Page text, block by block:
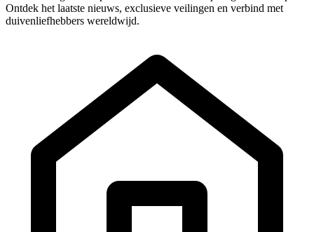
Ontdek het laatste nieuws, exclusieve veilingen en verbind met
duivenliefhebbers wereldwijd.